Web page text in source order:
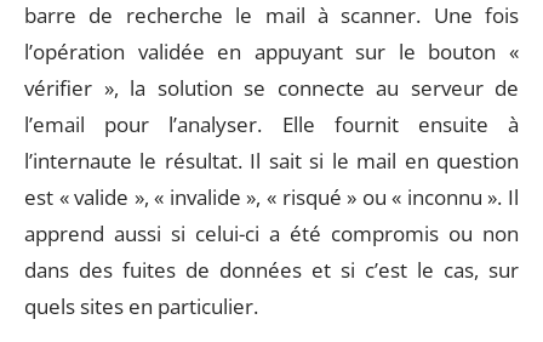
barre de recherche le mail à scanner. Une fois
l’opération validée en appuyant sur le bouton «
vérifier », la solution se connecte au serveur de
l’email pour l’analyser. Elle fournit ensuite à
l’internaute le résultat. Il sait si le mail en question
est « valide », « invalide », « risqué » ou « inconnu ». Il
apprend aussi si celui-ci a été compromis ou non
dans des fuites de données et si c’est le cas, sur
quels sites en particulier.